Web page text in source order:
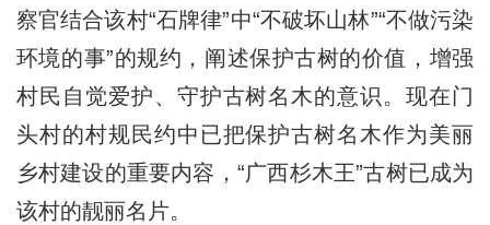
察官结合该村“石牌律”中“不破坏山林”“不做污染
环境的事”的规约，阐述保护古树的价值，增强
村民自觉爱护、守护古树名木的意识。现在门
头村的村规民约中已把保护古树名木作为美丽
乡村建设的重要内容，“广西杉木王”古树已成为
该村的靓丽名片。